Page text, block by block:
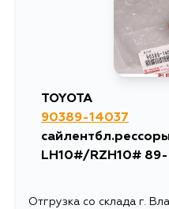
TOYOTA
90389-14037
LH10#/RZH10#
Отгрузка со склада г.